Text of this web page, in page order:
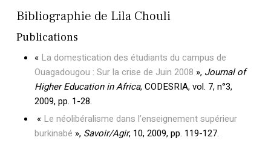
Bibliographie de Lila Chouli
Publications
« La domestication des étudiants du campus de
Ouagadougou : Sur la crise de Juin 2008 »,Journal of
Higher Education in Africa, CODESRIA, vol. 7, n°3,
2009, pp. 1-28.
« Le néolibéralisme dans l’enseignement supérieur
burkinabé », Savoir/Agir, 10, 2009, pp. 119-127.